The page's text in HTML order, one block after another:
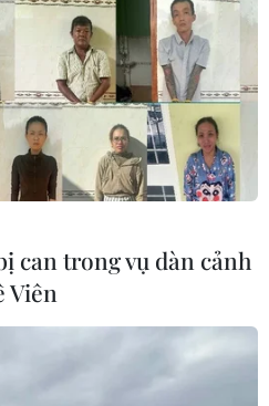
can trong vụ dàn cảnh
Viên